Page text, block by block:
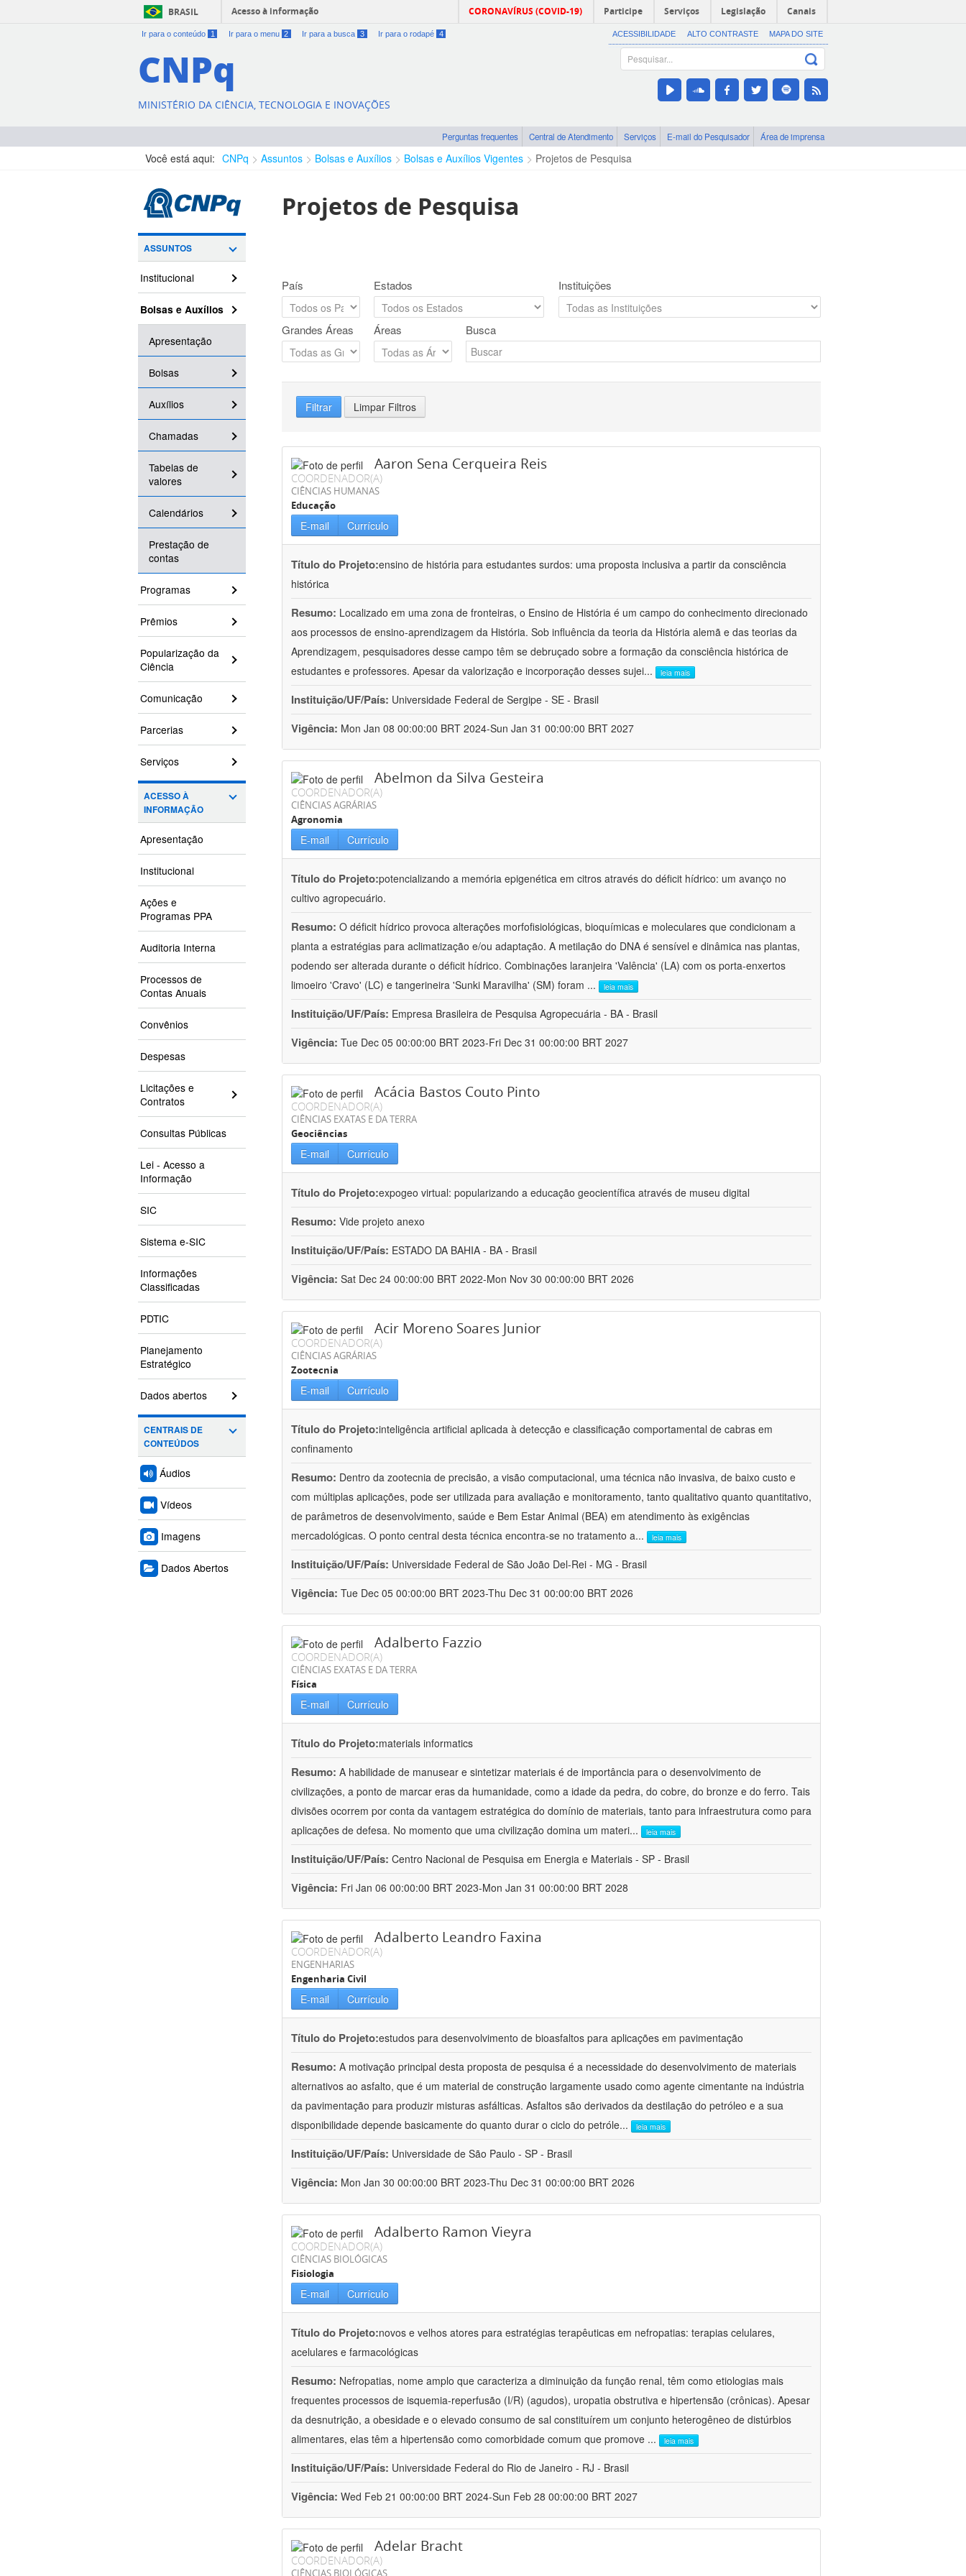
BRASIL Acesso à informação CORONAVÍRUS (COVID-19) Participe Serviços Legislação Canais
Ir para o conteúdo 1 Ir para o menu 2 Ir para a busca 3 Ir para o rodapé 4 ACESSIBILIDADE ALTO CONTRASTE MAPA DO SITE
CNPq
MINISTÉRIO DA CIÊNCIA, TECNOLOGIA E INOVAÇÕES
Perguntas frequentes Central de Atendimento Serviços E-mail do Pesquisador Área de imprensa
Você está aqui: CNPq Assuntos Bolsas e Auxílios Bolsas e Auxílios Vigentes Projetos de Pesquisa
ASSUNTOS
Institucional
Bolsas e Auxílios
Apresentação
Bolsas
Auxílios
Chamadas
Tabelas de
valores
Calendários
Prestação de
contas
Programas
Prêmios
Popularização da
Ciência
Comunicação
Parcerias
Serviços
ACESSO À
INFORMAÇÃO
Apresentação
Institucional
Ações e
Programas PPA
Auditoria Interna
Processos de
Contas Anuais
Convênios
Despesas
Licitações e
Contratos
Consultas Públicas
Lei - Acesso a
Informação
SIC
Sistema e-SIC
Informações
Classificadas
PDTIC
Planejamento
Estratégico
Dados abertos
CENTRAIS DE
CONTEÚDOS
Áudios
Vídeos
Imagens
Dados Abertos
Projetos de Pesquisa
País Estados Instituições
Grandes Áreas Áreas Busca
Filtrar Limpar Filtros
Aaron Sena Cerqueira Reis
COORDENADOR(A)
CIÊNCIAS HUMANAS
Educação
E-mail Currículo
Título do Projeto:ensino de história para estudantes surdos: uma proposta inclusiva a partir da consciência
histórica
Resumo: Localizado em uma zona de fronteiras, o Ensino de História é um campo do conhecimento direcionado
aos processos de ensino-aprendizagem da História. Sob influência da teoria da História alemã e das teorias da
Aprendizagem, pesquisadores desse campo têm se debruçado sobre a formação da consciência histórica de
estudantes e professores. Apesar da valorização e incorporação desses sujei... leia mais
Instituição/UF/País: Universidade Federal de Sergipe - SE - Brasil
Vigência: Mon Jan 08 00:00:00 BRT 2024-Sun Jan 31 00:00:00 BRT 2027
Abelmon da Silva Gesteira
COORDENADOR(A)
CIÊNCIAS AGRÁRIAS
Agronomia
E-mail Currículo
Título do Projeto:potencializando a memória epigenética em citros através do déficit hídrico: um avanço no
cultivo agropecuário.
Resumo: O déficit hídrico provoca alterações morfofisiológicas, bioquímicas e moleculares que condicionam a
planta a estratégias para aclimatização e/ou adaptação. A metilação do DNA é sensível e dinâmica nas plantas,
podendo ser alterada durante o déficit hídrico. Combinações laranjeira 'Valência' (LA) com os porta-enxertos
limoeiro 'Cravo' (LC) e tangerineira 'Sunki Maravilha' (SM) foram ... leia mais
Instituição/UF/País: Empresa Brasileira de Pesquisa Agropecuária - BA - Brasil
Vigência: Tue Dec 05 00:00:00 BRT 2023-Fri Dec 31 00:00:00 BRT 2027
Acácia Bastos Couto Pinto
COORDENADOR(A)
CIÊNCIAS EXATAS E DA TERRA
Geociências
E-mail Currículo
Título do Projeto:expogeo virtual: popularizando a educação geocientífica através de museu digital
Resumo: Vide projeto anexo
Instituição/UF/País: ESTADO DA BAHIA - BA - Brasil
Vigência: Sat Dec 24 00:00:00 BRT 2022-Mon Nov 30 00:00:00 BRT 2026
Acir Moreno Soares Junior
COORDENADOR(A)
CIÊNCIAS AGRÁRIAS
Zootecnia
E-mail Currículo
Título do Projeto:inteligência artificial aplicada à detecção e classificação comportamental de cabras em
confinamento
Resumo: Dentro da zootecnia de precisão, a visão computacional, uma técnica não invasiva, de baixo custo e
com múltiplas aplicações, pode ser utilizada para avaliação e monitoramento, tanto qualitativo quanto quantitativo,
de parâmetros de desenvolvimento, saúde e Bem Estar Animal (BEA) em atendimento às exigências
mercadológicas. O ponto central desta técnica encontra-se no tratamento a... leia mais
Instituição/UF/País: Universidade Federal de São João Del-Rei - MG - Brasil
Vigência: Tue Dec 05 00:00:00 BRT 2023-Thu Dec 31 00:00:00 BRT 2026
Adalberto Fazzio
COORDENADOR(A)
CIÊNCIAS EXATAS E DA TERRA
Física
E-mail Currículo
Título do Projeto:materials informatics
Resumo: A habilidade de manusear e sintetizar materiais é de importância para o desenvolvimento de
civilizações, a ponto de marcar eras da humanidade, como a idade da pedra, do cobre, do bronze e do ferro. Tais
divisões ocorrem por conta da vantagem estratégica do domínio de materiais, tanto para infraestrutura como para
aplicações de defesa. No momento que uma civilização domina um materi... leia mais
Instituição/UF/País: Centro Nacional de Pesquisa em Energia e Materiais - SP - Brasil
Vigência: Fri Jan 06 00:00:00 BRT 2023-Mon Jan 31 00:00:00 BRT 2028
Adalberto Leandro Faxina
COORDENADOR(A)
ENGENHARIAS
Engenharia Civil
E-mail Currículo
Título do Projeto:estudos para desenvolvimento de bioasfaltos para aplicações em pavimentação
Resumo: A motivação principal desta proposta de pesquisa é a necessidade do desenvolvimento de materiais
alternativos ao asfalto, que é um material de construção largamente usado como agente cimentante na indústria
da pavimentação para produzir misturas asfálticas. Asfaltos são derivados da destilação do petróleo e a sua
disponibilidade depende basicamente do quanto durar o ciclo do petróle... leia mais
Instituição/UF/País: Universidade de São Paulo - SP - Brasil
Vigência: Mon Jan 30 00:00:00 BRT 2023-Thu Dec 31 00:00:00 BRT 2026
Adalberto Ramon Vieyra
COORDENADOR(A)
CIÊNCIAS BIOLÓGICAS
Fisiologia
E-mail Currículo
Título do Projeto:novos e velhos atores para estratégias terapêuticas em nefropatias: terapias celulares,
acelulares e farmacológicas
Resumo: Nefropatias, nome amplo que caracteriza a diminuição da função renal, têm como etiologias mais
frequentes processos de isquemia-reperfusão (I/R) (agudos), uropatia obstrutiva e hipertensão (crônicas). Apesar
da desnutrição, a obesidade e o elevado consumo de sal constituírem um conjunto heterogêneo de distúrbios
alimentares, elas têm a hipertensão como comorbidade comum que promove ... leia mais
Instituição/UF/País: Universidade Federal do Rio de Janeiro - RJ - Brasil
Vigência: Wed Feb 21 00:00:00 BRT 2024-Sun Feb 28 00:00:00 BRT 2027
Adelar Bracht
COORDENADOR(A)
CIÊNCIAS BIOLÓGICAS